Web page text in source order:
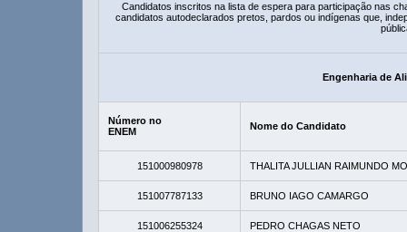
Candidatos inscritos na lista de espera para participação nas
candidatos autodeclarados pretos, pardos ou indígenas que,
Engenharia de
Número no
ENEM
Nome do Candidato
151000980978 THALITA JULLIAN RAIMUNDO
151007787133 BRUNO IAGO CAMARGO
151006255324 PEDRO CHAGAS NETO